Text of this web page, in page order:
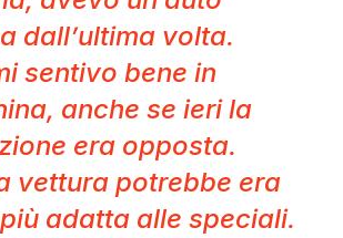
dall’ultima volta.
sentivo bene in
anche se ieri la
era opposta.
vettura potrebbe era
adatta alle speciali.